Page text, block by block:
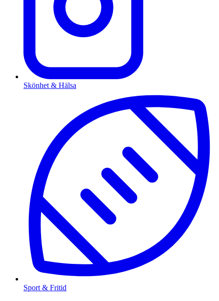
Skönhet & Hälsa
Sport & Fritid